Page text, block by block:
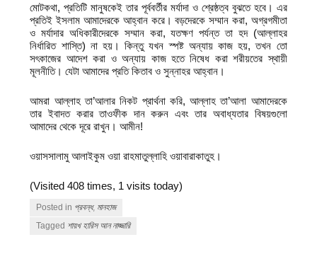
মোটকথা, প্রতিটি মানুষকেই তার পূর্ববর্তীর মর্যাদা ও শ্রেষ্ঠত্ব বুঝতে হবে। এর
প্রতিই ইসলাম আমাদেরকে আহ্বান করে। বড়দেরকে সম্মান করা, অগ্রগমীতা
ও মর্যাদার অধিকারীদেরকে সম্মান করা, যতক্ষণ পর্যন্ত তা হদ (আল্লাহর
নির্ধারিত শাস্তি) না হয়। কিন্তু যখন স্পষ্ট অন্যায় কাজ হয়, তখন তো
সৎকাজের আদেশ করা ও অন্যায় কাজ হতে নিষেধ করা শরীয়তের স্থায়ী
মূলনীতি। যেটা আমাদের প্রতি কিতাব ও সুন্নাহর আহ্বান।
আমরা আল্লাহ তা’আলার নিকট প্রার্থনা করি, আল্লাহ তা’আলা আমাদেরকে
তার ইবাদত করার তাওফীক দান করুন এবং তার অবাধ্যতার বিষয়গুলো
আমাদের থেকে দূরে রাখুন। আমীন!
ওয়াসসালামু আলাইকুম ওয়া রাহমাতুল্লাহি ওয়াবারাকাতুহ।
(Visited 408 times, 1 visits today)
Posted in প্রবন্ধ, মানহাজ
Tagged শায়খ হারিস আন নাজ্জারি